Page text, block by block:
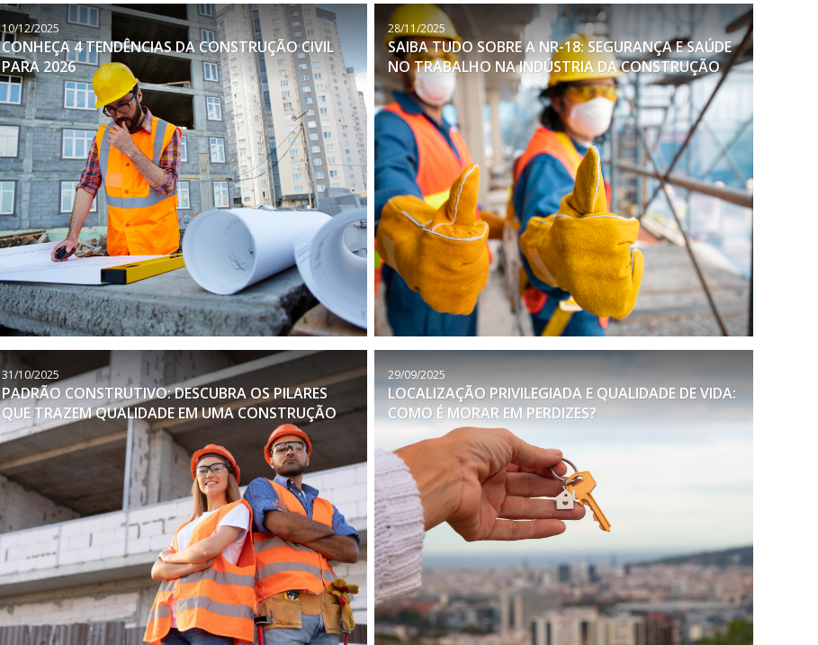
10/12/2025
CONHEÇA 4 TENDÊNCIAS DA CONSTRUÇÃO CIVIL
PARA 2026
28/11/2025
SAIBA TUDO SOBRE A NR-18: SEGURANÇA E SAÚDE
NO TRABALHO NA INDÚSTRIA DA CONSTRUÇÃO
31/10/2025
PADRÃO CONSTRUTIVO: DESCUBRA OS PILARES
QUE TRAZEM QUALIDADE EM UMA CONSTRUÇÃO
29/09/2025
LOCALIZAÇÃO PRIVILEGIADA E QUALIDADE DE VIDA:
COMO É MORAR EM PERDIZES?